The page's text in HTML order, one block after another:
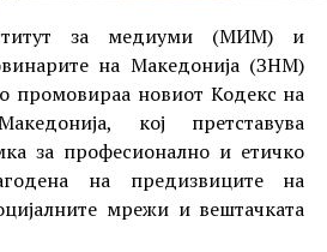
за медиуми (МИМ) и
на Македонија (ЗНМ)
промовираа новиот Кодекс на
кој претставува
за професионално и етичко
на предизвиците на
мрежи и вештачката